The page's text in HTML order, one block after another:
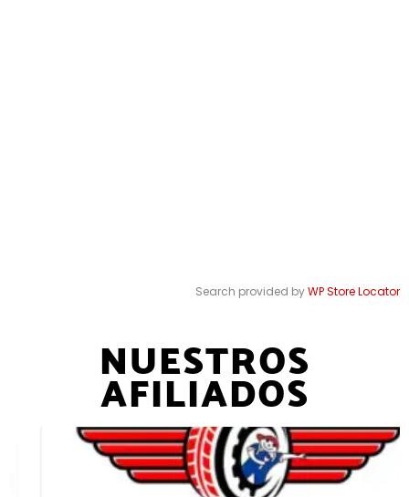
Search provided byWP Store Locator
NUESTROS
AFILIADOS